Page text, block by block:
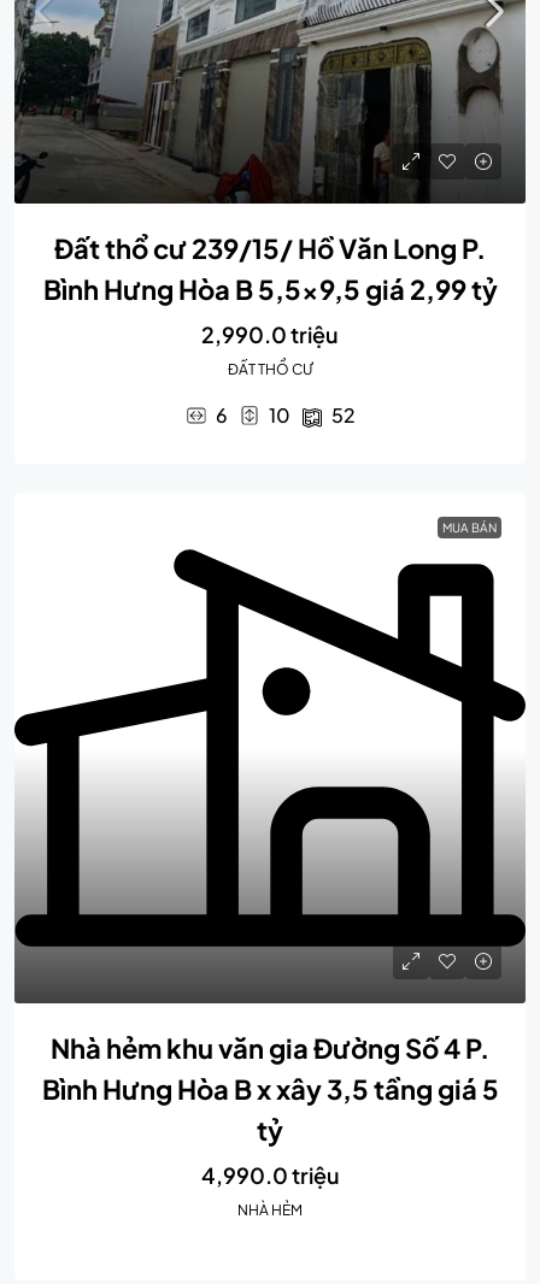
Đất thổ cư 239/15/ Hồ Văn Long P.
Bình Hưng Hòa B 5,5×9,5 giá 2,99 tỷ
2,990.0 triệu
ĐẤT THỔ CƯ
6 10 52
MUA BÁN
Nhà hẻm khu văn gia Đường Số 4 P.
Bình Hưng Hòa B x xây 3,5 tầng giá 5
tỷ
4,990.0 triệu
NHÀ HẺM